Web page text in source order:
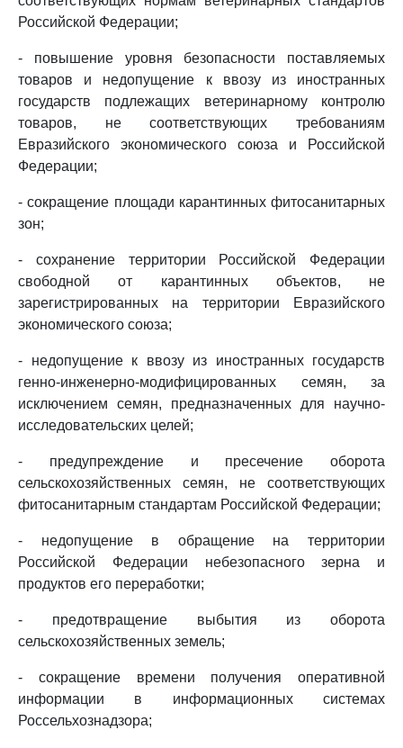
Российской Федерации;
- повышение уровня безопасности поставляемых
товаров и недопущение к ввозу из иностранных
государств подлежащих ветеринарному контролю
товаров, не соответствующих требованиям
Евразийского экономического союза и Российской
Федерации;
- сокращение площади карантинных фитосанитарных
зон;
- сохранение территории Российской Федерации
свободной от карантинных объектов, не
зарегистрированных на территории Евразийского
экономического союза;
- недопущение к ввозу из иностранных государств
генно-инженерно-модифицированных семян, за
исключением семян, предназначенных для научно-
исследовательских целей;
- предупреждение и пресечение оборота
сельскохозяйственных семян, не соответствующих
фитосанитарным стандартам Российской Федерации;
- недопущение в обращение на территории
Российской Федерации небезопасного зерна и
продуктов его переработки;
- предотвращение выбытия из оборота
сельскохозяйственных земель;
- сокращение времени получения оперативной
информации в информационных системах
Россельхознадзора;